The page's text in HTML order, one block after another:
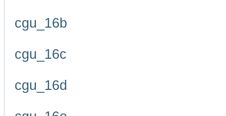
cgu_16b
cgu_16c
cgu_16d